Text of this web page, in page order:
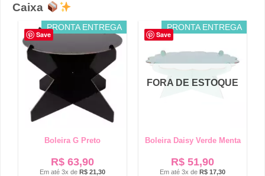
Caixa
Save
PRONTA ENTREGA
Boleira G Preto
R$ 63,90
Em até 3x de R$ 21,30
Save
PRONTA ENTREGA
FORA DE ESTOQUE
Boleira Daisy Verde Menta
R$ 51,90
Em até 3x de R$ 17,30